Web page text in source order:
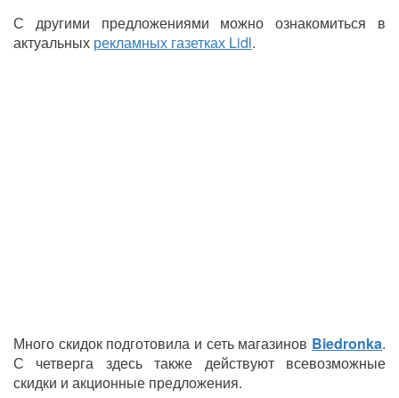
С другими предложениями можно ознакомиться в
актуальных рекламных газетках Lidl.
Много скидок подготовила и сеть магазинов Biedronka.
С четверга здесь также действуют всевозможные
скидки и акционные предложения.